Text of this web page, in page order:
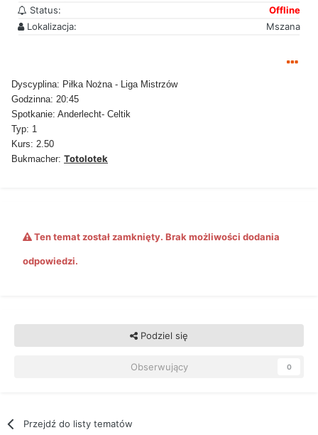
Status:
Offline
Lokalizacja:
Mszana
Dyscyplina: Piłka Nożna - Liga Mistrzów
Godzinna: 20:45
Spotkanie: Anderlecht- Celtik
Typ: 1
Kurs: 2.50
Bukmacher: Totolotek
Ten temat został zamknięty. Brak możliwości dodania
odpowiedzi.
Podziel się
Obserwujący 0
Przejdź do listy tematów